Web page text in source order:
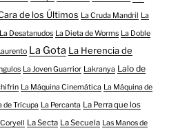
de los Últimos La Cruda Mandril
La
La Desatanudos La Dieta de Worms La Doble
La Gota La Herencia de
La Joven Guarrior Lakranya Lalo de
La Máquina Cinemática La Máquina de
de Trícupa La Percanta La Perra que los
La Secta La Secuela Las Manos de